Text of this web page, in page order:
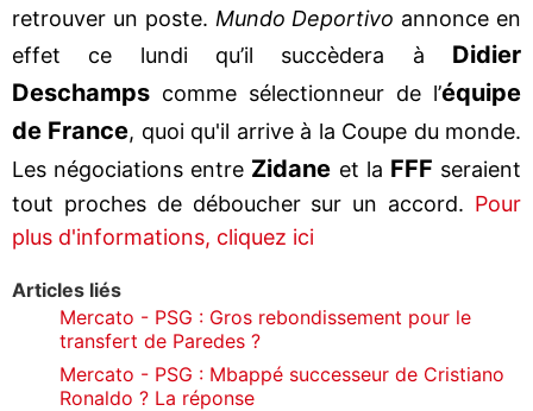
retrouver un poste. Mundo Deportivo annonce en
effet ce lundi qu’il succèdera à Didier
Deschamps comme sélectionneur de l’équipe
de France, quoi qu'il arrive à la Coupe du monde.
Les négociations entre Zidane et la FFF seraient
tout proches de déboucher sur un accord. Pour
plus d'informations, cliquez ici
Articles liés
Mercato - PSG : Gros rebondissement pour le
transfert de Paredes ?
Mercato - PSG : Mbappé successeur de Cristiano
Ronaldo ? La réponse